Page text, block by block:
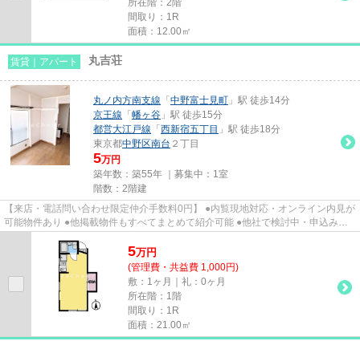
所在階：2階
間取り：1R
面積：12.00㎡
賃貸｜アパート 丸吉荘
丸ノ内方南支線 「 中野富士見町 」駅 徒歩14分
京王線 「 幡ヶ谷 」駅 徒歩15分
都営大江戸線 「 西新宿五丁目 」駅 徒歩18分
東京都中野区南台 ２丁目
5万円
築年数：築55年 ｜募集中： 1室
階数：2階建
【来店・電話問い合わせ限定仲介手数料0円】 ●内覧現地対応・オンライン内見が
可能物件あり ●他掲載物件もすべてまとめて紹介可能 ●他社で検討中・申込み済
5万円
(管理費・共益費 1,000円)
敷：1ヶ月｜礼：0ヶ月
所在階：1階
間取り：1R
面積：21.00㎡